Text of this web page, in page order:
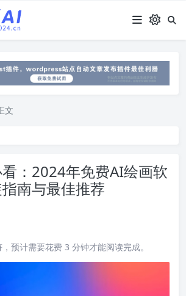
文
：2024年免费AI绘画软
南与最佳推荐
预计需要花费 3 分钟才能阅读完成。